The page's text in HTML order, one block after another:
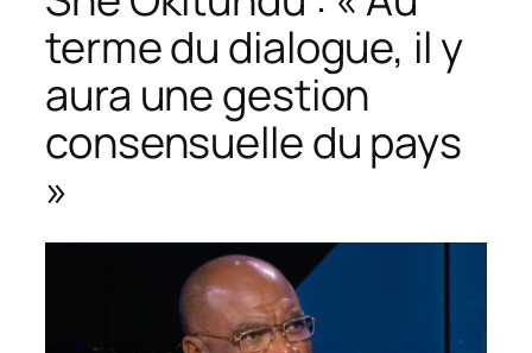
terme du dialogue, il y
aura une gestion
consensuelle du pays
»